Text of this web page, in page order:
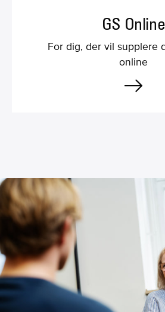
GS Online
For dig, der vil supplere
online